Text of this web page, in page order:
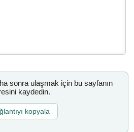
sonra ulaşmak için bu sayfanın
kaydedin.
kopyala